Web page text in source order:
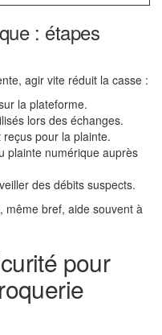
: étapes
agir vite réduit la casse :
la plateforme.
lors des échanges.
pour la plainte.
plainte numérique auprès
des débits suspects.
même bref, aide souvent à
pour